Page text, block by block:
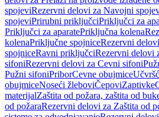
spojeviRezervni delovi za Navojni
spojeviPrirubni priključciPriključci za
Priključci za aparatePriključna kolena
kolenaPriključne spojniceRezervni
spojniceRavni priključciRezervni delovi
sifoniRezervni delovi za Cevni sifoni
Pužni sifoniPriborCevne obujmice
obujmiceNoseći žleboviČepoviZaptivke
materijalZaštita od požara, zaštita od
od požaraRezervni delovi za Zaštita od